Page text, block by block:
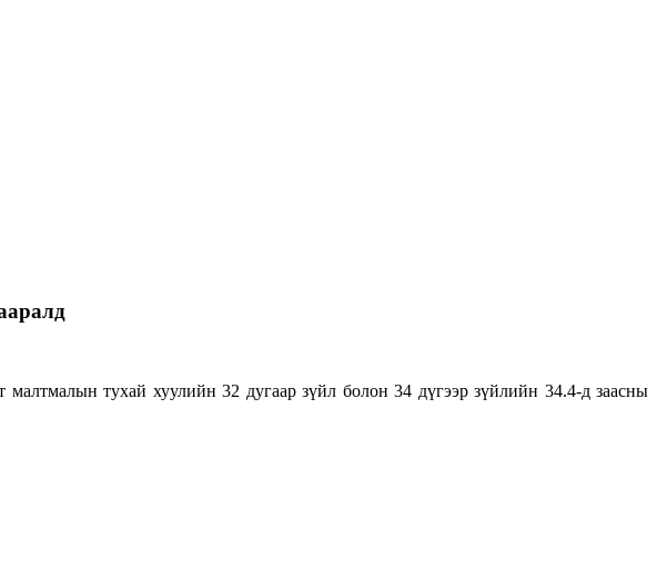
тухай хуулийн 32 дугаар зүйл болон 34 дүгээр зүйлийн 34.4-д заасны